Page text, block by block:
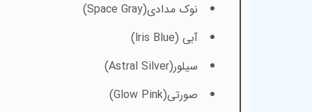
نوک مدادی(Space Gray)
آبی (lris Blue)
سیلور(Astral Silver)
صورتی(Glow Pink)